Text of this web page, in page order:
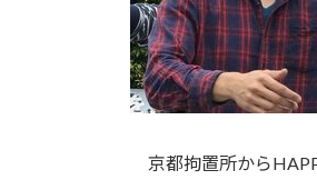
京都拘置所から